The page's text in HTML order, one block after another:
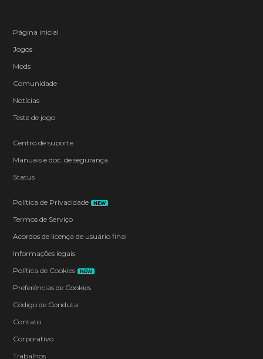
Página inicial
Jogos
Mods
Comunidade
Notícias
Teste de jogo
Centro de suporte
Manuais e doc. de segurança
Status
Política de Privacidade NEW
Termos de Serviço
Acordos de licença de usuário final
Informações legais
Política de Cookies
NEW
Preferências de Cookies
Código de Conduta
Contato
Corporativo
Trabalhos